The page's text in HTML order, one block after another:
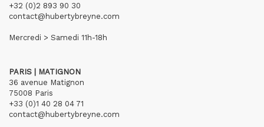
+32 (0)2 893 90 30
contact@hubertybreyne.com
Mercredi > Samedi 11h-18h
PARIS | MATIGNON
36 avenue Matignon
75008 Paris
+33 (0)1 40 28 04 71
contact@hubertybreyne.com